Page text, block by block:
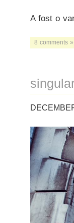
A fost o
8 comments »